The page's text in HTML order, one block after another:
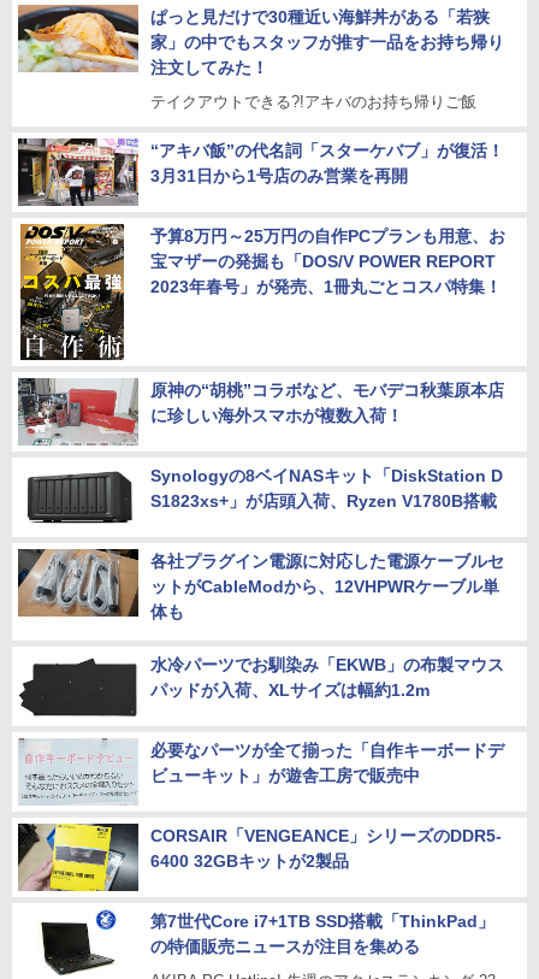
ぱっと見だけで30種近い海鮮丼がある「若狭
家」の中でもスタッフが推す一品をお持ち帰り
注文してみた！
テイクアウトできる?!アキバのお持ち帰りご飯
“アキバ飯”の代名詞「スターケバブ」が復活！
3月31日から1号店のみ営業を再開
予算8万円～25万円の自作PCプランも用意、お
宝マザーの発掘も「DOS/V POWER REPORT
2023年春号」が発売、1冊丸ごとコスパ特集！
原神の“胡桃”コラボなど、モバデコ秋葉原本店
に珍しい海外スマホが複数入荷！
Synologyの8ベイNASキット「DiskStation D
S1823xs+」が店頭入荷、Ryzen V1780B搭載
各社プラグイン電源に対応した電源ケーブルセ
ットがCableModから、12VHPWRケーブル単
体も
水冷パーツでお馴染み「EKWB」の布製マウス
パッドが入荷、XLサイズは幅約1.2m
必要なパーツが全て揃った「自作キーボードデ
ビューキット」が遊舎工房で販売中
CORSAIR「VENGEANCE」シリーズのDDR5-
6400 32GBキットが2製品
第7世代Core i7+1TB SSD搭載「ThinkPad」
の特価販売ニュースが注目を集める